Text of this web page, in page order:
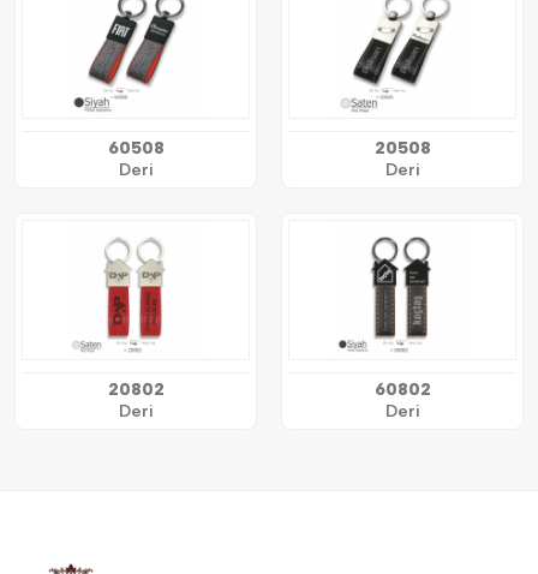
60508
Deri
20508
Deri
20802
Deri
60802
Deri